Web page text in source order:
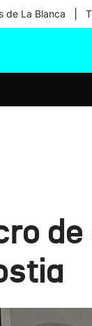
de La Blanca